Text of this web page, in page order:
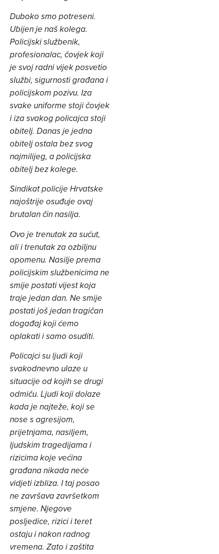
Duboko smo potreseni.
Ubijen je naš kolega.
Policijski službenik,
profesionalac, čovjek koji
je svoj radni vijek posvetio
službi, sigurnosti građana i
policijskom pozivu. Iza
svake uniforme stoji čovjek
i iza svakog policajca stoji
obitelj. Danas je jedna
obitelj ostala bez svog
najmilijeg, a policijska
obitelj bez kolege.
Sindikat policije Hrvatske
najoštrije osuđuje ovaj
brutalan čin nasilja.
Ovo je trenutak za sućut,
ali i trenutak za ozbiljnu
opomenu. Nasilje prema
policijskim službenicima ne
smije postati vijest koja
traje jedan dan. Ne smije
postati još jedan tragičan
događaj koji ćemo
oplakati i samo osuditi.
Policajci su ljudi koji
svakodnevno ulaze u
situacije od kojih se drugi
odmiču. Ljudi koji dolaze
kada je najteže, koji se
nose s agresijom,
prijetnjama, nasiljem,
ljudskim tragedijama i
rizicima koje većina
građana nikada neće
vidjeti izbliza. I taj posao
ne završava završetkom
smjene. Njegove
posljedice, rizici i teret
ostaju i nakon radnog
vremena. Zato i zaštita